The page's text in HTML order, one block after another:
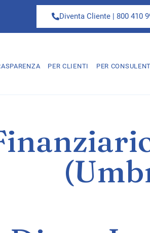
Diventa Cliente | 800 410
PER CLIENTI PER